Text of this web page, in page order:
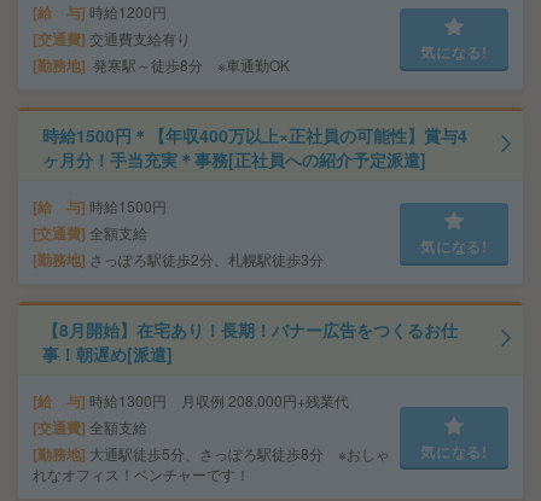
給 与 時給1200円
交通費 交通費支給有り
勤務地 発寒駅～徒歩8分 ※車通勤OK
気になる!
時給1500円＊【年収400万以上×正社員の可能性】賞与4
ヶ月分！手当充実＊事務[正社員への紹介予定派遣]
給 与 時給1500円
交通費 全額支給
勤務地 さっぽろ駅徒歩2分、札幌駅徒歩3分
気になる!
【8月開始】在宅あり！長期！バナー広告をつくるお仕
事！朝遅め[派遣]
給 与 時給1300円 月収例 208,000円+残業代
交通費 全額支給
勤務地 大通駅徒歩5分、さっぽろ駅徒歩8分 ※おしゃ
れなオフィス！ベンチャーです！
気になる!